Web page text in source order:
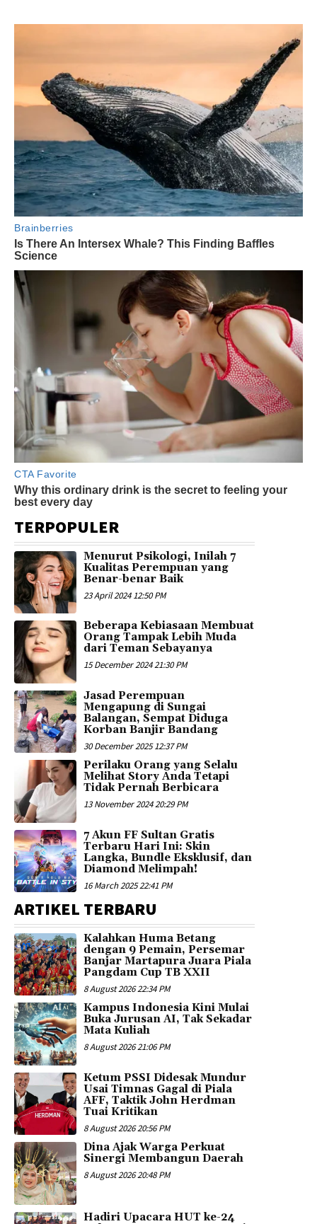
TERPOPULER
Menurut Psikologi, Inilah 7
Kualitas Perempuan yang
Benar-benar Baik
23 April 2024 12:50 PM
Beberapa Kebiasaan Membuat
Orang Tampak Lebih Muda
dari Teman Sebayanya
15 December 2024 21:30 PM
Jasad Perempuan
Mengapung di Sungai
Balangan, Sempat Diduga
Korban Banjir Bandang
30 December 2025 12:37 PM
Perilaku Orang yang Selalu
Melihat Story Anda Tetapi
Tidak Pernah Berbicara
13 November 2024 20:29 PM
7 Akun FF Sultan Gratis
Terbaru Hari Ini: Skin
Langka, Bundle Eksklusif, dan
Diamond Melimpah!
16 March 2025 22:41 PM
ARTIKEL TERBARU
Kalahkan Huma Betang
dengan 9 Pemain, Persemar
Banjar Martapura Juara Piala
Pangdam Cup TB XXII
8 August 2026 22:34 PM
Kampus Indonesia Kini Mulai
Buka Jurusan AI, Tak Sekadar
Mata Kuliah
8 August 2026 21:06 PM
Ketum PSSI Didesak Mundur
Usai Timnas Gagal di Piala
AFF, Taktik John Herdman
Tuai Kritikan
8 August 2026 20:56 PM
Dina Ajak Warga Perkuat
Sinergi Membangun Daerah
8 August 2026 20:48 PM
Hadiri Upacara HUT ke-24